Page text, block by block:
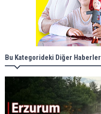
Bu Kategorideki Diğer Haberler